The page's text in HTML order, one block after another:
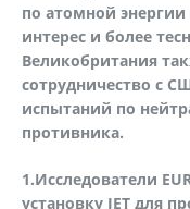
по атомной
интерес и более
Великобритания
сотрудничество с
испытаний по
противника.
1.Исследователи
установку JET для